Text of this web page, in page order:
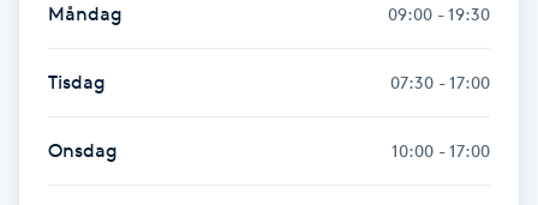
IR-massage
Japansk massage
Måndag 09:00 - 19:30
Tisdag 07:30 - 17:00
Onsdag 10:00 - 17:00